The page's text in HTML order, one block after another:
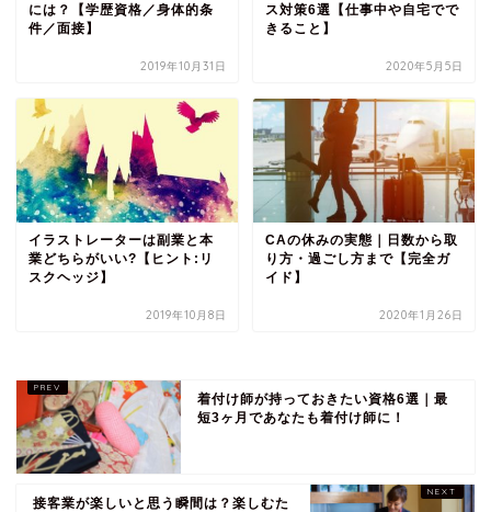
には？【学歴資格／身体的条
件／面接】
2019年10月31日
ス対策6選【仕事中や自宅でで
きること】
2020年5月5日
イラストレーターは副業と本
業どちらがいい?【ヒント:リ
スクヘッジ】
2019年10月8日
CAの休みの実態｜日数から取
り方・過ごし方まで【完全ガ
イド】
2020年1月26日
着付け師が持っておきたい資格6選｜最
短3ヶ月であなたも着付け師に！
接客業が楽しいと思う瞬間は？楽しむた